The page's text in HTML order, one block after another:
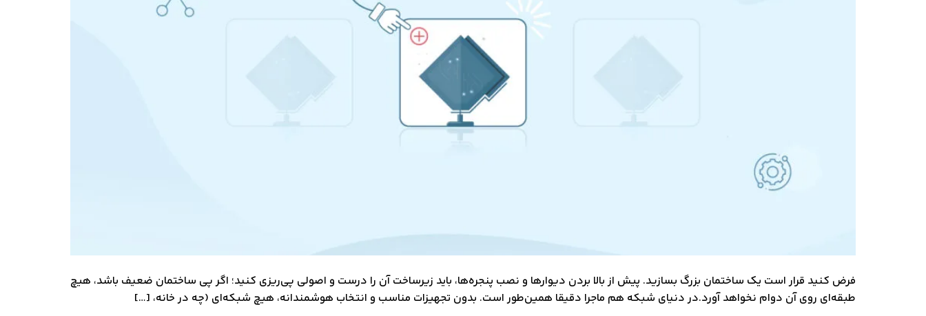
فرض کنید قرار است یک ساختمان بزرگ بسازید. پیش از بالا بردن دیوارها و نصب پنجره‌ها، باید زیرساخت آن را درست و اصولی پی‌ریزی کنید؛ اگر پی ساختمان ضعیف باشد، هیچ
طبقه‌ای روی آن دوام نخواهد آورد.در دنیای شبکه هم ماجرا دقیقا همین‌طور است. بدون تجهیزات مناسب و انتخاب هوشمندانه، هیچ شبکه‌ای (چه در خانه، […]